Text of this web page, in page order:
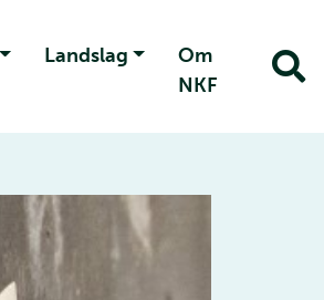
Landslag
Om
NKF